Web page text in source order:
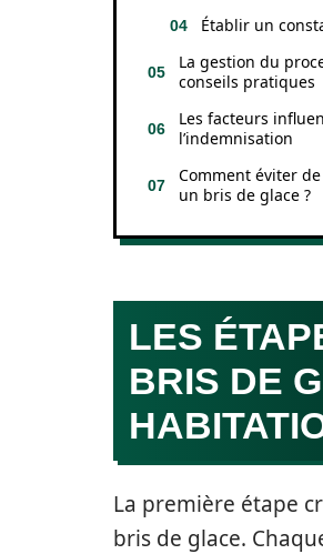
Établir un
La gestion du
conseils pratiques
Les facteurs
l’indemnisation
Comment éviter
un bris de glace ?
LES
BRIS DE
La première étape
bris de glace.